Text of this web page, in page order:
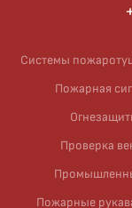
Системы
Пожарная
Проверка
Пожарные